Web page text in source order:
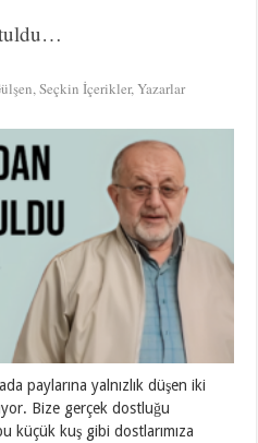
,Seçkin İçerikler,Yazarlar
paylarına yalnızlık düşen iki
Bize gerçek dostluğu
küçük kuş gibi dostlarımıza